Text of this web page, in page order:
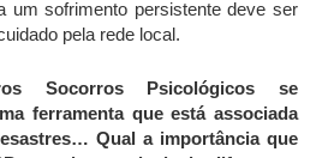
um sofrimento persistente deve ser
pela rede local.
Socorros Psicológicos se
ferramenta que está associada
Qual a importância que